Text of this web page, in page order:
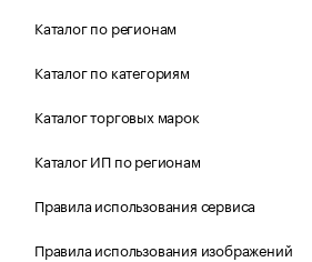
Каталог по регионам
Каталог по категориям
Каталог торговых марок
Каталог ИП по регионам
Правила использования сервиса
Правила использования изображений